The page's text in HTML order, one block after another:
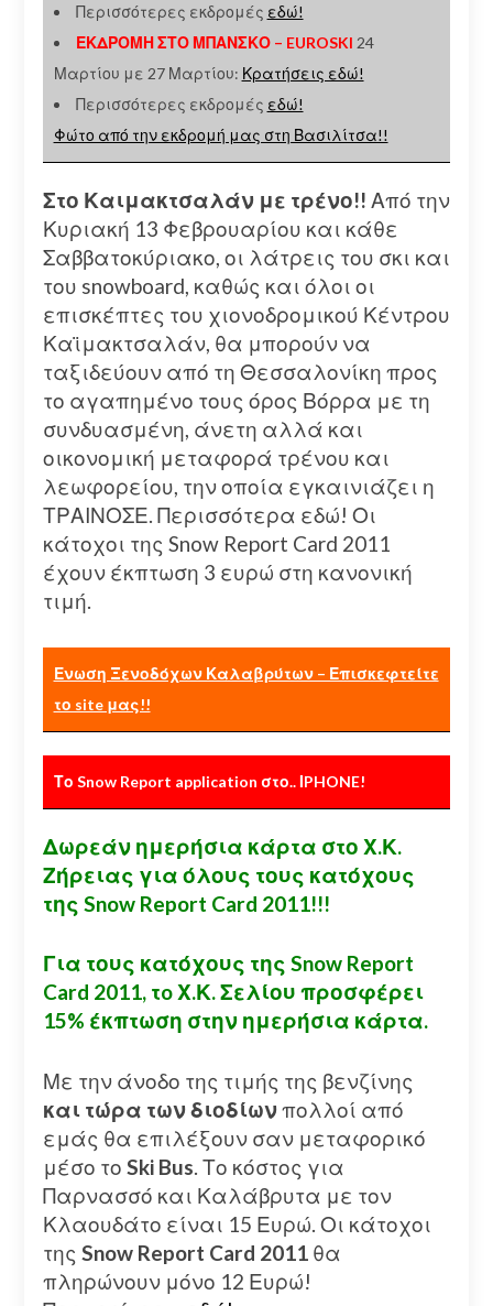
Περισσότερες εκδρομές εδώ!
ΕΚΔΡΟΜΗ ΣΤΟ ΜΠΑΝΣΚΟ – EUROSKI 24
Μαρτίου με 27 Μαρτίου: Κρατήσεις εδώ!
Περισσότερες εκδρομές εδώ!
Φώτο από την εκδρομή μας στη Βασιλίτσα!!
Στο Καιμακτσαλάν με τρένο!! Από την
Κυριακή 13 Φεβρουαρίου και κάθε
Σαββατοκύριακο, οι λάτρεις του σκι και
του snowboard, καθώς και όλοι οι
επισκέπτες του χιονοδρομικού Κέντρου
Καϊμακτσαλάν, θα μπορούν να
ταξιδεύουν από τη Θεσσαλονίκη προς
το αγαπημένο τους όρος Βόρρα με τη
συνδυασμένη, άνετη αλλά και
οικονομική μεταφορά τρένου και
λεωφορείου, την οποία εγκαινιάζει η
ΤΡΑΙΝΟΣΕ. Περισσότερα εδώ! Οι
κάτοχοι της Snow Report Card 2011
έχουν έκπτωση 3 ευρώ στη κανονική
τιμή.
Ενωση Ξενοδόχων Καλαβρύτων – Επισκεφτείτε
το site μας!!
Το Snow Report application στο.. ΙPHONE!
Δωρεάν ημερήσια κάρτα στο Χ.Κ.
Ζήρειας για όλους τους κατόχους
της Snow Report Card 2011!!!
Για τους κατόχους της Snow Report
Card 2011, τo Χ.Κ. Σελίου προσφέρει
15% έκπτωση στην ημερήσια κάρτα.
Με την άνοδο της τιμής της βενζίνης
και τώρα των διοδίωνπολλοί από
εμάς θα επιλέξουν σαν μεταφορικό
μέσο το Ski Bus . Το κόστος για
Παρνασσό και Καλάβρυτα με τον
Κλαουδάτο είναι 15 Ευρώ. Οι κάτοχοι
της Snow Report Card 2011 θα
πληρώνουν μόνο 12 Ευρώ!